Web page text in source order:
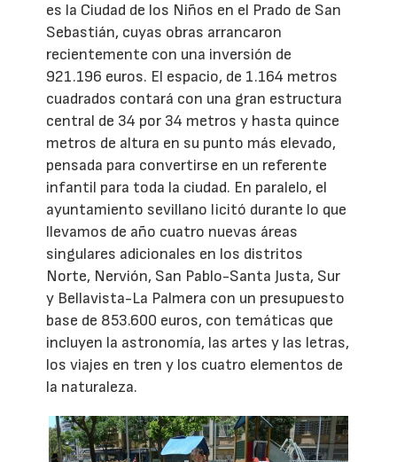
es la Ciudad de los Niños en el Prado de San
Sebastián, cuyas obras arrancaron
recientemente con una inversión de
921.196 euros. El espacio, de 1.164 metros
cuadrados contará con una gran estructura
central de 34 por 34 metros y hasta quince
metros de altura en su punto más elevado,
pensada para convertirse en un referente
infantil para toda la ciudad. En paralelo, el
ayuntamiento sevillano licitó durante lo que
llevamos de año cuatro nuevas áreas
singulares adicionales en los distritos
Norte, Nervión, San Pablo-Santa Justa, Sur
y Bellavista-La Palmera con un presupuesto
base de 853.600 euros, con temáticas que
incluyen la astronomía, las artes y las letras,
los viajes en tren y los cuatro elementos de
la naturaleza.